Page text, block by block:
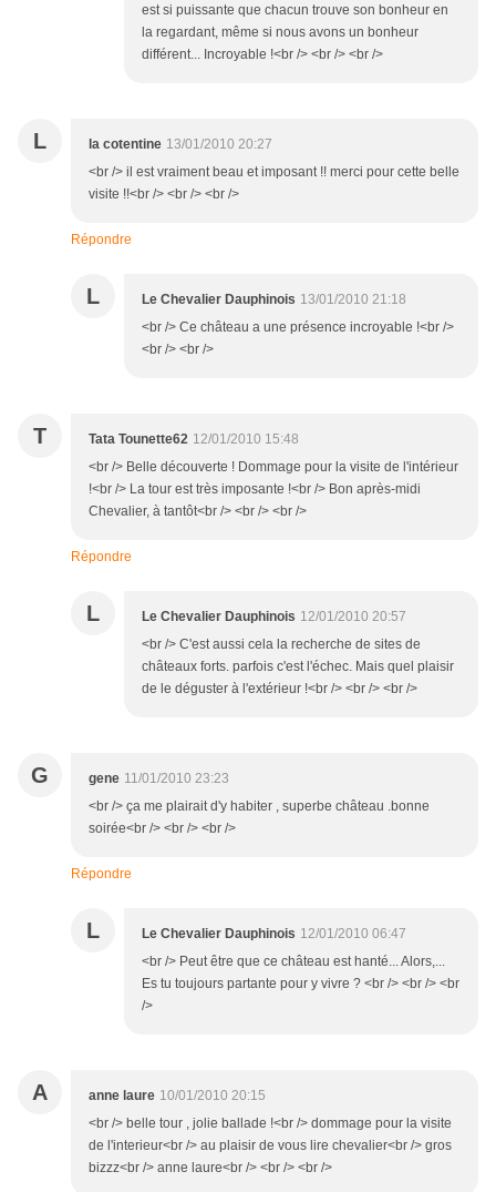
est si puissante que chacun trouve son bonheur en
la regardant, même si nous avons un bonheur
différent... Incroyable !<br /> <br /> <br />
L la cotentine 13/01/2010 20:27
<br /> il est vraiment beau et imposant !! merci pour cette belle
visite !!<br /> <br /> <br />
Répondre
L Le Chevalier Dauphinois 13/01/2010 21:18
<br /> Ce château a une présence incroyable !<br />
<br /> <br />
T Tata Tounette62 12/01/2010 15:48
<br /> Belle découverte ! Dommage pour la visite de l'intérieur
!<br /> La tour est très imposante !<br /> Bon après-midi
Chevalier, à tantôt<br /> <br /> <br />
Répondre
L Le Chevalier Dauphinois 12/01/2010 20:57
<br /> C'est aussi cela la recherche de sites de
châteaux forts. parfois c'est l'échec. Mais quel plaisir
de le déguster à l'extérieur !<br /> <br /> <br />
G gene 11/01/2010 23:23
<br /> ça me plairait d'y habiter , superbe château .bonne
soirée<br /> <br /> <br />
Répondre
L Le Chevalier Dauphinois 12/01/2010 06:47
<br /> Peut être que ce château est hanté... Alors,...
Es tu toujours partante pour y vivre ? <br /> <br /> <br
/>
A anne laure 10/01/2010 20:15
<br /> belle tour , jolie ballade !<br /> dommage pour la visite
de l'interieur<br /> au plaisir de vous lire chevalier<br /> gros
bizzz<br /> anne laure<br /> <br /> <br />